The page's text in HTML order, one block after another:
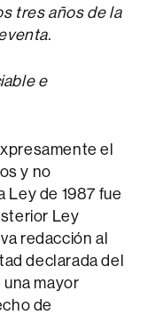
tres años de la
e
el
y no
Ley de 1987 fue
Ley
redacción al
declarada del
mayor
de